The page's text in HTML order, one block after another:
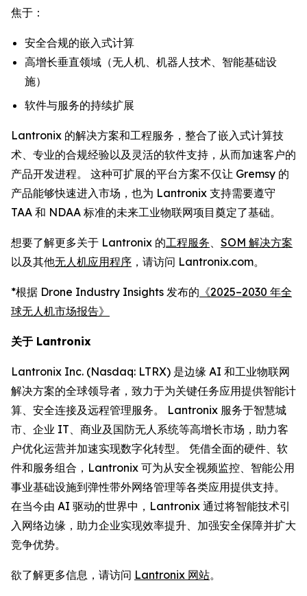
焦于：
安全合规的嵌入式计算
高增长垂直领域（无人机、机器人技术、智能基础设
施）
软件与服务的持续扩展
Lantronix 的解决方案和工程服务，整合了嵌入式计算技
术、专业的合规经验以及灵活的软件支持，从而加速客户的
产品开发进程。 这种可扩展的平台方案不仅让 Gremsy 的
产品能够快速进入市场，也为 Lantronix 支持需要遵守
TAA 和 NDAA 标准的未来工业物联网项目奠定了基础。
想要了解更多关于 Lantronix 的工程服务
SOM 解决方案
以及其他无人机应用程序 ，请访问 Lantronix.com。
*根据 Drone Industry Insights 发布的 《2025–2030 年全
球无人机市场报告》
关于 Lantronix
Lantronix Inc. (Nasdaq: LTRX) 是边缘 AI 和工业物联网
解决方案的全球领导者，致力于为关键任务应用提供智能计
算、安全连接及远程管理服务。 Lantronix 服务于智慧城
市、企业 IT、商业及国防无人系统等高增长市场，助力客
户优化运营并加速实现数字化转型。 凭借全面的硬件、软
件和服务组合，Lantronix 可为从安全视频监控、智能公用
事业基础设施到弹性带外网络管理等各类应用提供支持。
在当今由 AI 驱动的世界中，Lantronix 通过将智能技术引
入网络边缘，助力企业实现效率提升、加强安全保障并扩大
竞争优势。
欲了解更多信息，请访问 Lantronix 网站。